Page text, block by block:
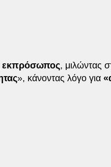
εκπρόσωπος, μιλώντας
», κάνοντας λόγο για